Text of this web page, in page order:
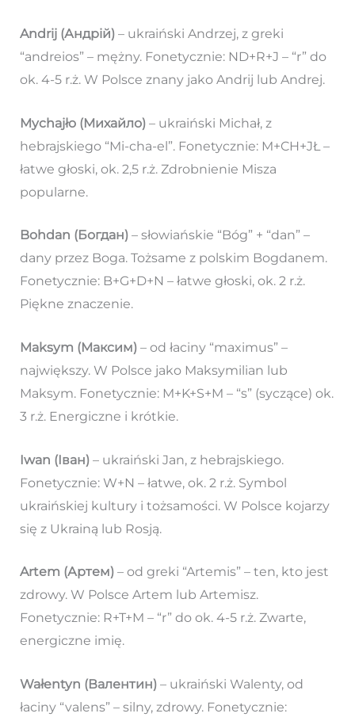
Andrij (Андрій)– ukraiński Andrzej, z greki
“andreios” – mężny. Fonetycznie: ND+R+J – “r” do
ok. 4-5 r.ż. W Polsce znany jako Andrij lub Andrej.
Mychajło (Михайло)– ukraiński Michał, z
hebrajskiego “Mi-cha-el”. Fonetycznie: M+CH+JŁ –
łatwe głoski, ok. 2,5 r.ż. Zdrobnienie Misza
popularne.
Bohdan (Богдан)– słowiańskie “Bóg” + “dan” –
dany przez Boga. Tożsame z polskim Bogdanem.
Fonetycznie: B+G+D+N – łatwe głoski, ok. 2 r.ż.
Piękne znaczenie.
Maksym (Максим)– od łaciny “maximus” –
największy. W Polsce jako Maksymilian lub
Maksym. Fonetycznie: M+K+S+M – “s” (syczące) ok.
3 r.ż. Energiczne i krótkie.
Iwan (Іван)– ukraiński Jan, z hebrajskiego.
Fonetycznie: W+N – łatwe, ok. 2 r.ż. Symbol
ukraińskiej kultury i tożsamości. W Polsce kojarzy
się z Ukrainą lub Rosją.
Artem (Артем)– od greki “Artemis” – ten, kto jest
zdrowy. W Polsce Artem lub Artemisz.
Fonetycznie: R+T+M – “r” do ok. 4-5 r.ż. Zwarte,
energiczne imię.
Wałentyn (Валентин)– ukraiński Walenty, od
łaciny “valens” – silny, zdrowy. Fonetycznie: